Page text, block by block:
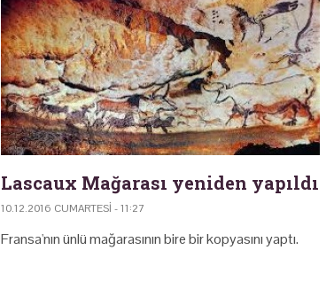
Lascaux Mağarası yeniden yapıldı
10.12.2016 CUMARTESI - 11:27
Fransa'nın ünlü mağarasının bire bir kopyasını yaptı.